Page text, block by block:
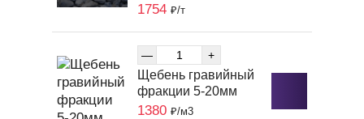
1754 ₽/т
— +
Щебень гравийный
фракции 5-20мм
1380 ₽/м3